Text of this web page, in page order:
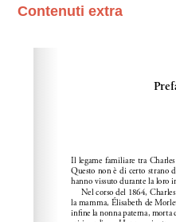
Contenuti extra